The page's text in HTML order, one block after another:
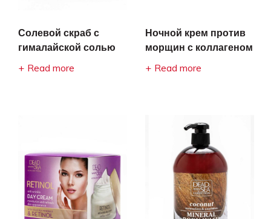
Солевой скраб с
гималайской солью
Read more
Ночной крем против
морщин с коллагеном
Read more